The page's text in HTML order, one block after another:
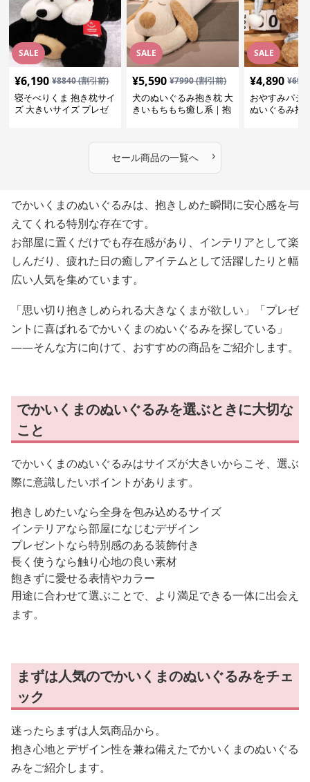
SALE
¥6,190 ¥8840(割引前)
寝そべりくま 抱き枕サイ
ズ 大きいサイズ プレゼ
SALE
¥5,590 ¥7990(割引前)
犬のぬいぐるみ抱き枕 大
きいもちもち癒し系｜抱
SALE
¥4,890 ¥
おやすみパジ
ぬいぐるみ抱
セール商品の一覧へ ›
でかいくまのぬいぐるみは、抱きしめた瞬間に安心感を与
えてくれる特別な存在です。
お部屋に置くだけでも存在感があり、インテリアとして楽
しんだり、疲れた日の癒しアイテムとして活躍したりと幅
広い人気を集めています。
「思い切り抱きしめられる大きなくまが欲しい」「プレゼ
ントに喜ばれるでかいくまのぬいぐるみを探している」
——そんな方に向けて、おすすめの商品をご紹介します。
でかいくまのぬいぐるみを選ぶときに大切な
こと
でかいくまのぬいぐるみはサイズが大きいからこそ、選ぶ
際に意識したいポイントがあります。
抱きしめたいなら全身を包み込めるサイズ
インテリアなら部屋になじむデザイン
プレゼントなら特別感のある装飾付き
長く使うなら触り心地の良い素材
飽きずに愛せる表情やカラー
用途に合わせて選ぶことで、より満足できる一体に出会え
ます。
まずは人気のでかいくまのぬいぐるみをチェ
ック
迷ったらまずは人気商品から。
抱き心地とデザイン性を兼ね備えたでかいくまのぬいぐる
みをご紹介します。